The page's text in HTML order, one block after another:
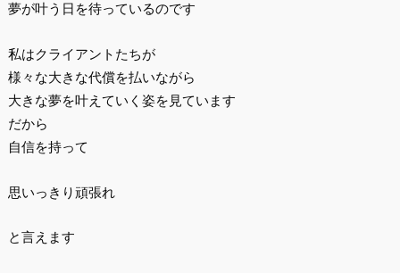
夢が叶う日を待っているのです
私はクライアントたちが
様々な大きな代償を払いながら
大きな夢を叶えていく姿を見ています
だから
自信を持って
思いっきり頑張れ
と言えます